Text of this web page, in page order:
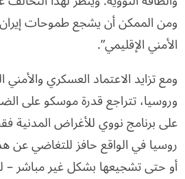
ومن الممكن أن يشجع طموحات
الأمني الإقليمي”.
ومع تزايد الاعتماد العسكري والأمني
وروسيا، تتراجع قدرة موسكو على
على برنامج نووي للأغراض المدنية
روسيا في الواقع حافز للتغاضي عن
أو حتى تشجيعها بشكل غير مباشر –